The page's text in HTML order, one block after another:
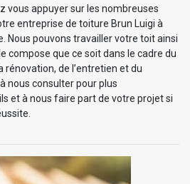
vous appuyer sur les nombreuses
entreprise de toiture Brun Luigi à
Nous pouvons travailler votre toit ainsi
compose que ce soit dans le cadre du
rénovation, de l’entretien et du
nous consulter pour plus
et à nous faire part de votre projet si